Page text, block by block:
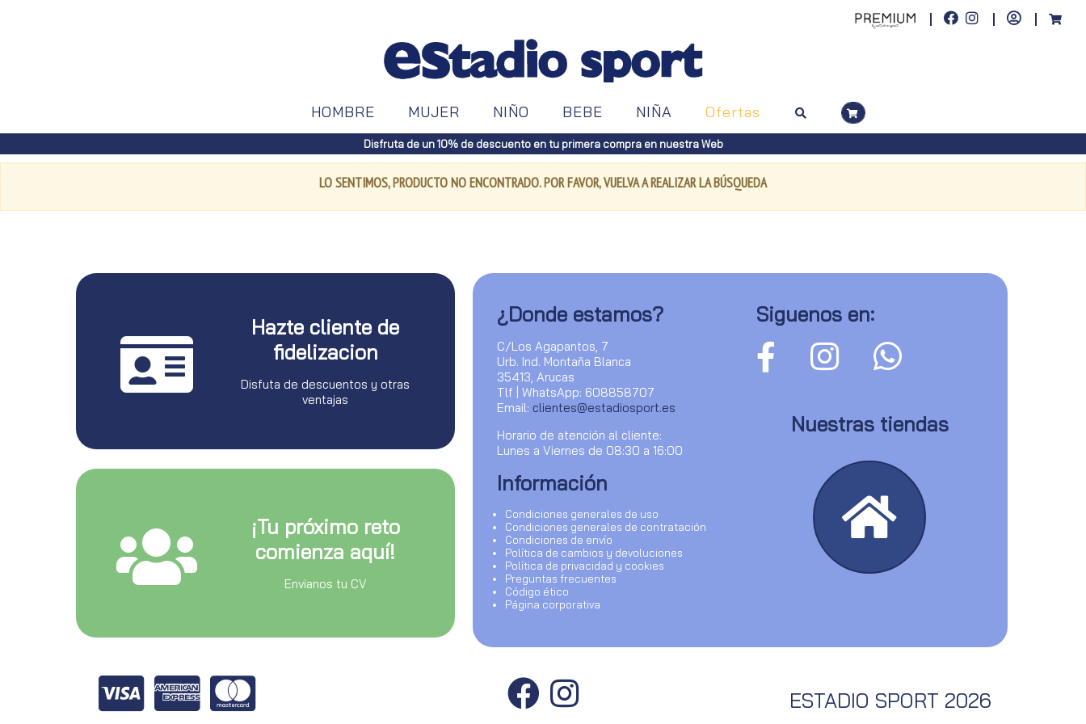
HOMBRE MUJER NIÑO BEBE NIÑA Ofertas
Disfruta de un 10% de descuento en tu primera compra en nuestra Web
LO SENTIMOS, PRODUCTO NO ENCONTRADO. POR FAVOR, VUELVA A REALIZAR LA BÚSQUEDA
Hazte cliente de
fidelizacion
Disfuta de descuentos y otras
ventajas
¡Tu próximo reto
comienza aquí!
Envianos tu CV
¿Donde estamos?
C/Los Agapantos, 7
Urb. Ind. Montaña Blanca
35413, Arucas
Tlf | WhatsApp: 608858707
Email: clientes@estadiosport.es
Horario de atención al cliente:
Lunes a Viernes de 08:30 a 16:00
Información
Condiciones generales de uso
Condiciones generales de contratación
Condiciones de envío
Política de cambios y devoluciones
Política de privacidad y cookies
Preguntas frecuentes
Código ético
Página corporativa
Siguenos en:
Nuestras tiendas
ESTADIO SPORT 2026